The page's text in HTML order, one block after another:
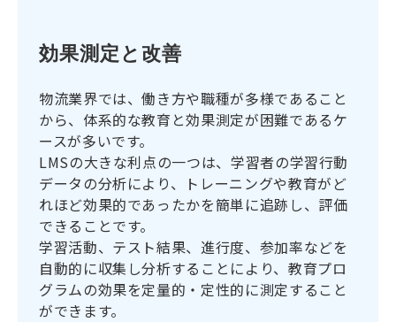
効果測定と改善
物流業界では、働き方や職種が多様であること
から、体系的な教育と効果測定が困難であるケ
ースが多いです。
LMSの大きな利点の一つは、学習者の学習行動
データの分析により、トレーニングや教育がど
れほど効果的であったかを簡単に追跡し、評価
できることです。
学習活動、テスト結果、進行度、参加率などを
自動的に収集し分析することにより、教育プロ
グラムの効果を定量的・定性的に測定すること
ができます。